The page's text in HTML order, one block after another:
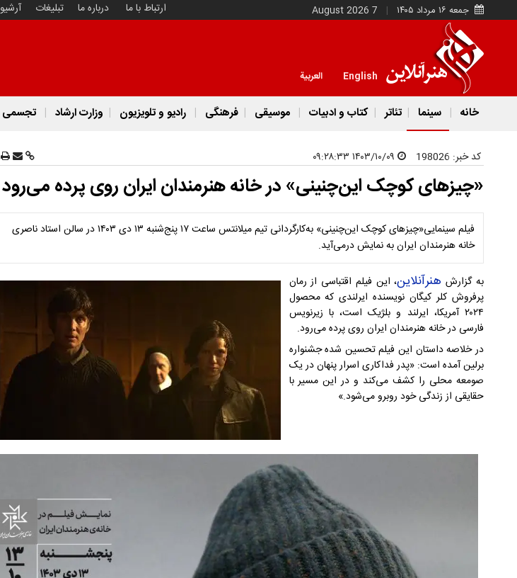
جمعه ۱۶ مرداد ۱۴۰۵ 7 August 2026 ارتباط با ما درباره ما تبلیغات آرشیو
English العربية
خانه سینما تئاتر کتاب و ادبیات موسیقی فرهنگی رادیو و تلویزیون وزارت ارشاد تجسمی
کد خبر: 198026
«چیزهای کوچک این‌چنینی» در خانه هنرمندان ایران روی پرده می‌رود
فیلم سینمایی«چیزهای کوچک این‌چنینی»‏ به‌کارگردانی تیم میلانتس ساعت ۱۷ پنج‌شنبه ۱۳ دی ۱۴۰۳ در سالن استاد ناصری
خانه هنرمندان ایران به نمایش درمی‌آید.
به گزارش هنرآنلاین، این فیلم اقتباسی از رمان
پرفروش کلر کیگان نویسنده ایرلندی که محصول
۲۰۲۴ آمریکا، ایرلند و بلژیک است، با زیرنویس
فارسی‌ در خانه هنرمندان ایران روی پرده می‌رود.
در خلاصه داستان این فیلم تحسین شده جشنواره
برلین آمده است: «پدر فداکاری اسرار پنهان در یک
صومعه محلی را کشف می‌‌کند و در این مسیر با
حقایقی از زندگی خود روبرو می‌‌شود.»